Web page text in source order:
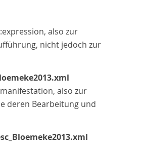
also zur
nicht jedoch zur
also zur
deren Bearbeitung und